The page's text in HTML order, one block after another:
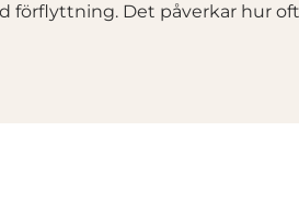
förflyttning. Det påverkar hur